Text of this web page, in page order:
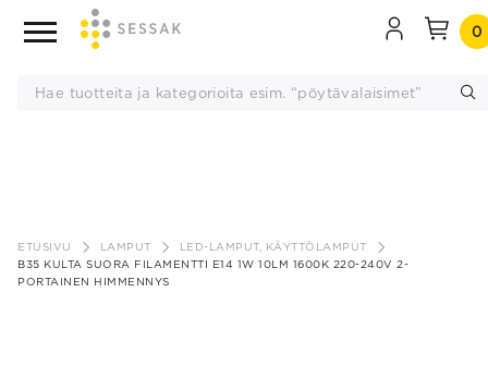
sisältöön
0
ETUSIVU LAMPUT
LED-LAMPUT, KÄYTTÖLAMPUT
B35 KULTA SUORA FILAMENTTI E14 1W 10LM 1600K 220-240V 2-
PORTAINEN HIMMENNYS